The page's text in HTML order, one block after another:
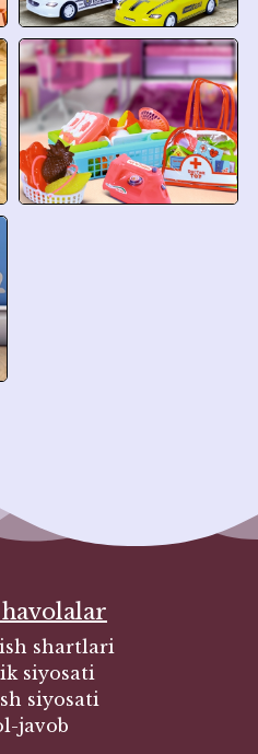
shartlari
siyosati
siyosati
javob